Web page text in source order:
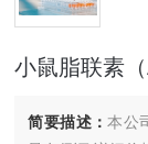
小鼠脂联素
简要描述：本公